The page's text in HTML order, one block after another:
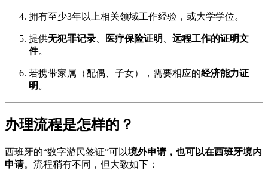
拥有至少3年以上相关领域工作经验，或大学学位。
提供无犯罪记录 医疗保险证明
远程工作的证明文
件。
若携带家属（配偶、子女），需要相应的经济能力证
明 。
办理流程是怎样的？
西班牙的“数字游民签证”可以境外申请，也可以在西班牙境内
申请。流程稍有不同，但大致如下：